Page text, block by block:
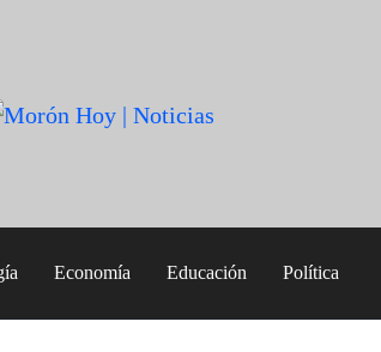
Economía Educación Política